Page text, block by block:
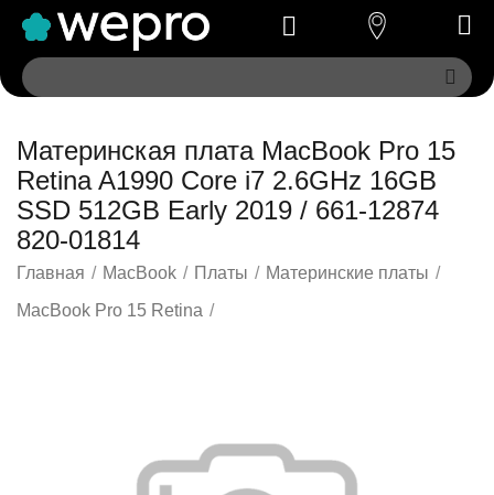
Материнская плата MacBook Pro 15
Retina A1990 Core i7 2.6GHz 16GB
SSD 512GB Early 2019 / 661-12874
820-01814
Главная / MacBook / Платы / Материнские платы /
MacBook Pro 15 Retina /